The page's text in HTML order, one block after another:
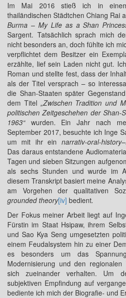
Im Mai 2016 stieß ich in
thailändischen Städtchen Chiang Rai
Burma – My Life as a Shan
Sargent. Tatsächlich sprach mich
nicht besonders an, doch fühlte ich
verpflichtet dem Besitzer ein
erzählte, lief sein Laden nicht gut.
Roman und stellte fest, dass der
als der Titel versprach – so
die Shan-Staaten später
dem Titel „Zwischen Tradition und
politischen Zeitgeschehen der Shan-
1963“wurden. Ein Jahr nach
September 2017, besuchte ich Inge
um mit ihr ein narrativ-oral-history–
Das daraus entstandene
Tagen und sieben Sitzungen
als sechs Stunden und wurde im
diesem Transkript basiert meine
am Vorgehen der qualitativen
grounded theory[iv] bedient.
Der Fokus meiner Arbeit liegt auf
Fürstin im Staat Hsipaw, ihrem
und Sao Kya Seng umgesetzten
einem Feudalsystem hin zu einer
es besonders um das
Modernisierung und den
sich zueinander verhalten. Um
subjektiven Empfindung auf
bediente ich mich der Biografie- und